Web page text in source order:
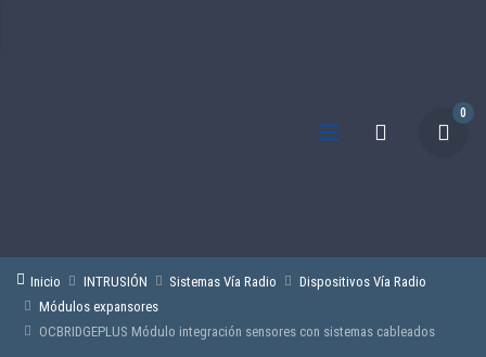
0
Inicio INTRUSIÓN Sistemas Vía Radio
Dispositivos Vía Radio
Módulos expansores
OCBRIDGEPLUS Módulo integración sensores con sistemas cableados